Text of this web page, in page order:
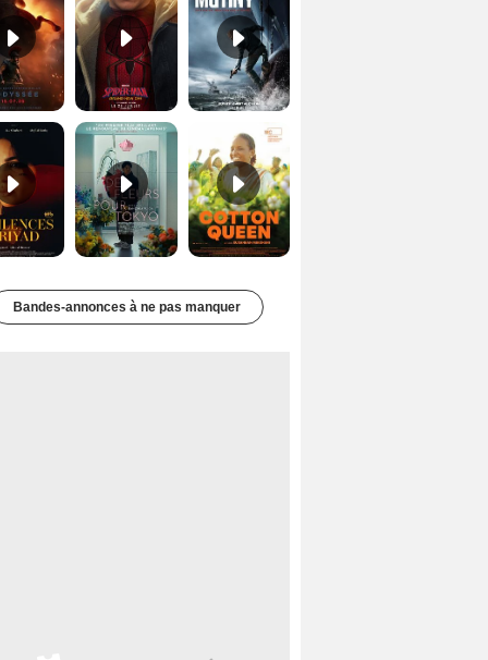
Les Silences de Riyad Bande-annonce VO STFR Cotton Queen Bande-annonce VO STFR
Bandes-annonces à ne pas manquer